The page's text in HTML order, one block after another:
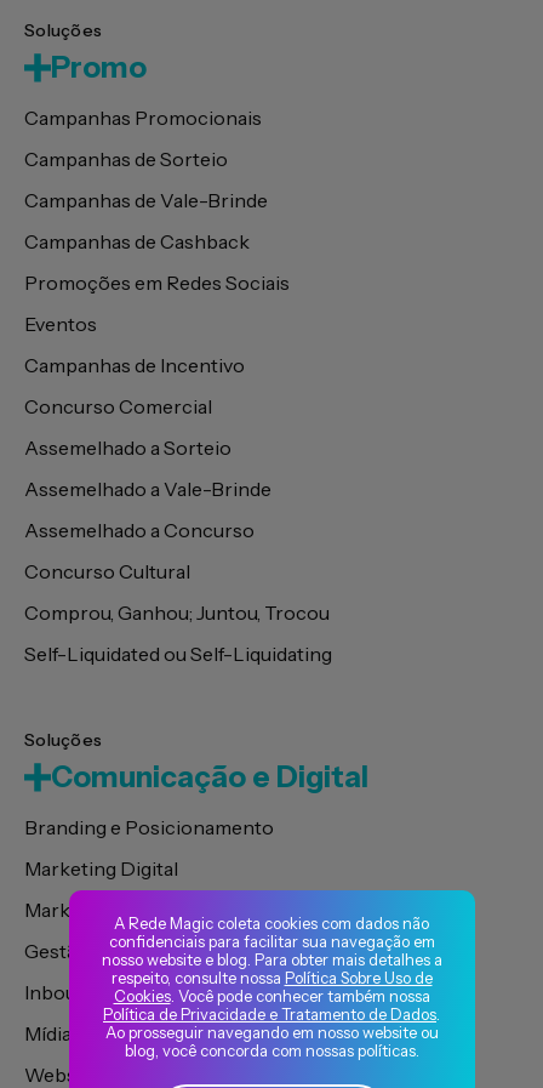
Soluções
Promo
Campanhas Promocionais
Campanhas de Sorteio
Campanhas de Vale-Brinde
Campanhas de Cashback
Promoções em Redes Sociais
Eventos
Campanhas de Incentivo
Concurso Comercial
Assemelhado a Sorteio
Assemelhado a Vale-Brinde
Assemelhado a Concurso
Concurso Cultural
Comprou, Ganhou; Juntou, Trocou
Self-Liquidated ou Self-Liquidating
Soluções
Comunicação e Digital
Branding e Posicionamento
Marketing Digital
Marketing de Conteúdo
Gestão de Influencers
Inbound Marketing
Mídia de Performance
Websites, Portais e Plataformas
A Rede Magic coleta cookies com dados não
confidenciais para facilitar sua navegação em
nosso website e blog. Para obter mais detalhes a
respeito, consulte nossa Política Sobre Uso de
Cookies. Você pode conhecer também nossa
Política de Privacidade e Tratamento de Dados
Ao prosseguir navegando em nosso website ou
blog, você concorda com nossas políticas.